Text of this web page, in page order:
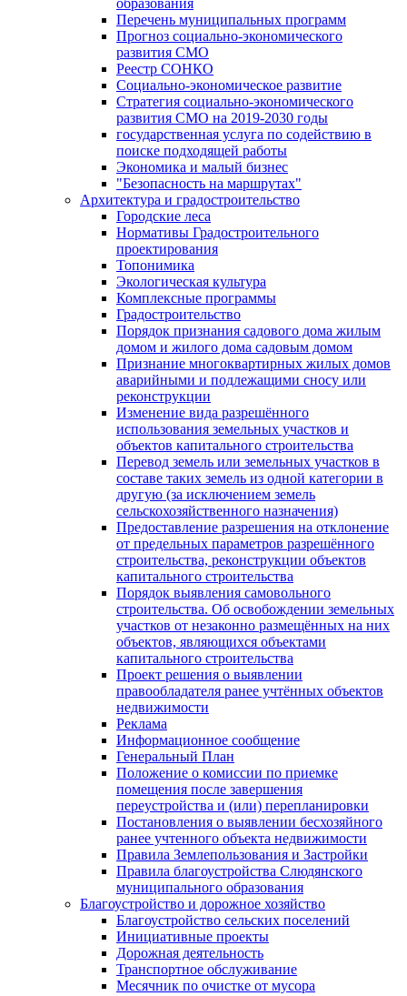
образования
Перечень муниципальных программ
Прогноз социально-экономического
развития СМО
Реестр СОНКО
Социально-экономическое развитие
Стратегия социально-экономического
развития СМО на 2019-2030 годы
государственная услуга по содействию в
поиске подходящей работы
Экономика и малый бизнес
"Безопасность на маршрутах"
Архитектура и градостроительство
Городские леса
Нормативы Градостроительного
проектирования
Топонимика
Экологическая культура
Комплексные программы
Градостроительство
Порядок признания садового дома жилым
домом и жилого дома садовым домом
Признание многоквартирных жилых домов
аварийными и подлежащими сносу или
реконструкции
Изменение вида разрешённого
использования земельных участков и
объектов капитального строительства
Перевод земель или земельных участков в
составе таких земель из одной категории в
другую (за исключением земель
сельскохозяйственного назначения)
Предоставление разрешения на отклонение
от предельных параметров разрешённого
строительства, реконструкции объектов
капитального строительства
Порядок выявления самовольного
строительства. Об освобождении земельных
участков от незаконно размещённых на них
объектов, являющихся объектами
капитального строительства
Проект решения о выявлении
правообладателя ранее учтённых объектов
недвижимости
Реклама
Информационное сообщение
Генеральный План
Положение о комиссии по приемке
помещения после завершения
переустройства и (или) перепланировки
Постановления о выявлении бесхозяйного
ранее учтенного объекта недвижимости
Правила Землепользования и Застройки
Правила благоустройства Слюдянского
муниципального образования
Благоустройство и дорожное хозяйство
Благоустройство сельских поселений
Инициативные проекты
Дорожная деятельность
Транспортное обслуживание
Месячник по очистке от мусора